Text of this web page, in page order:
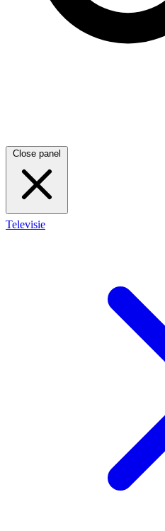
Close panel
Televisie